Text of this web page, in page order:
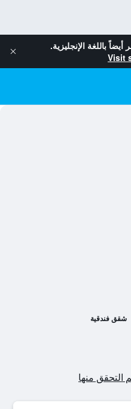
أيضاً باللغة الإنجليزية.
Visit
شقق فندقية